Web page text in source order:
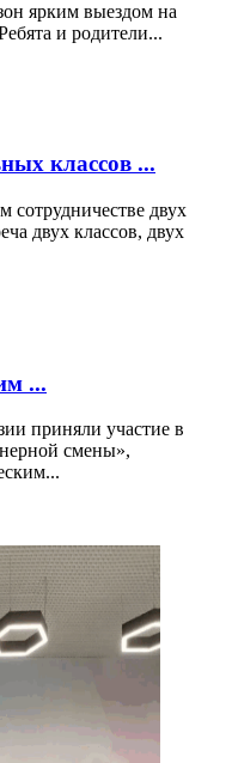
ярким выездом на
и родители...
классов ...
сотрудничестве двух
двух классов, двух
...
приняли участие в
смены»,